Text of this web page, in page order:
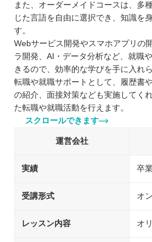
また、オーダーメイドコースは、多
じた言語を自由に選択でき、知識を
す。
Webサービス開発やスマホアプリの
ラ開発、AI・データ分析など、就職
きるので、効率的な学びを手に入れら
転職や就職サポートとして、履歴書
の紹介、面接対策なども実施してく
た転職や就職活動を行えます。
スクロールできます
運営会社
実績 卒
受講形式 オ
レッスン内容 オ